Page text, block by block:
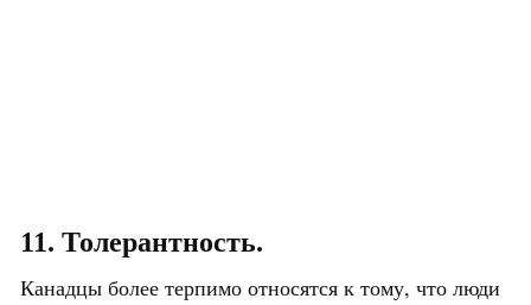
11. Толерантность.
Канадцы более терпимо относятся к тому, что люди